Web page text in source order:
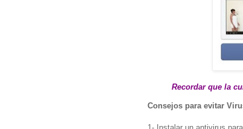
Recordar que la
Consejos para evitar